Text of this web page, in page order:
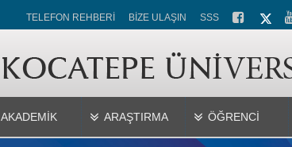
TELEFON REHBERİ BİZE ULAŞIN SSS
AKADEMİK ARAŞTIRMA ÖĞRENCİ